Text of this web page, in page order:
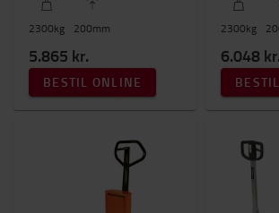
2300kg 200mm
5.865 kr.
BESTIL ONLINE
2300kg
6.048 kr.